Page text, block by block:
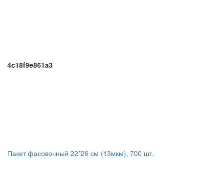
4c18f9e861a3
Пакет фасовочный 22*26 см (13мкм), 700 шт.